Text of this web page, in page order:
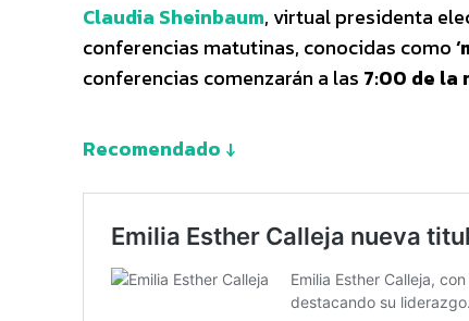
Claudia Sheinbaum, virtual presidenta
conferencias matutinas, conocidas como
conferencias comenzarán a las 7:00 de la
Recomendado ↓